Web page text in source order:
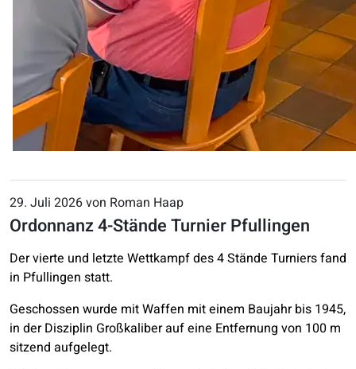
29. Juli 2026 von Roman Haap
Ordonnanz 4-Stände Turnier Pfullingen
Der vierte und letzte Wettkampf des 4 Stände Turniers fand
in Pfullingen statt.
Geschossen wurde mit Waffen mit einem Baujahr bis 1945,
in der Disziplin Großkaliber auf eine Entfernung von 100 m
sitzend aufgelegt.